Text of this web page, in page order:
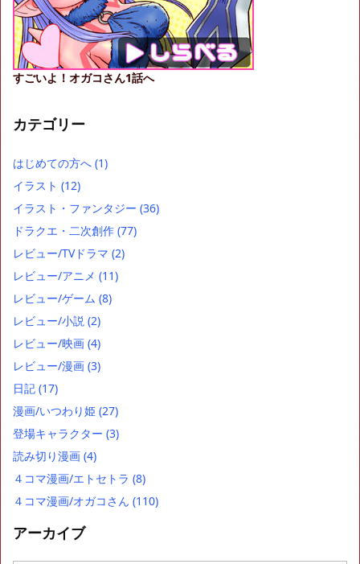
すごいよ！オガコさん1話へ
カテゴリー
はじめての方へ (1)
イラスト (12)
イラスト・ファンタジー (36)
ドラクエ・二次創作 (77)
レビュー/TVドラマ (2)
レビュー/アニメ (11)
レビュー/ゲーム (8)
レビュー/小説 (2)
レビュー/映画 (4)
レビュー/漫画 (3)
日記 (17)
漫画/いつわり姫 (27)
登場キャラクター (3)
読み切り漫画 (4)
４コマ漫画/エトセトラ (8)
４コマ漫画/オガコさん (110)
アーカイブ